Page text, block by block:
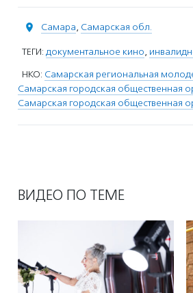
Самара, Самарская обл.
ТЕГИ: документальное кино,
НКО: Самарская региональная
Самарская городская общественная
Самарская городская общественная
ВИДЕО ПО ТЕМЕ